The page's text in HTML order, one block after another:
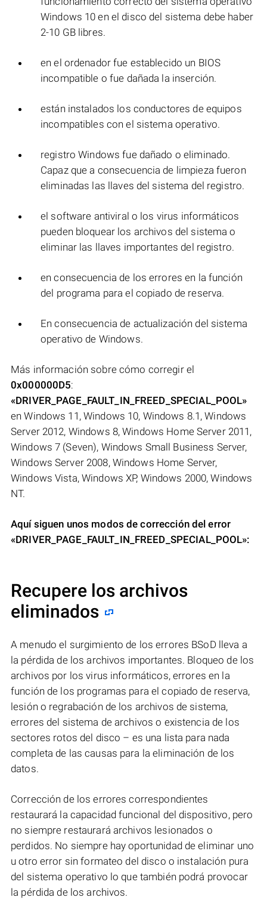
Windows 10 en el disco del sistema debe haber
2-10 GB libres.
en el ordenador fue establecido un BIOS
incompatible o fue dañada la inserción.
están instalados los conductores de equipos
incompatibles con el sistema operativo.
registro Windows fue dañado o eliminado.
Capaz que a consecuencia de limpieza fueron
eliminadas las llaves del sistema del registro.
el software antiviral o los virus informáticos
pueden bloquear los archivos del sistema o
eliminar las llaves importantes del registro.
en consecuencia de los errores en la función
del programa para el copiado de reserva.
En consecuencia de actualización del sistema
operativo de Windows.
Más información sobre cómo corregir el
0x000000D5:
«DRIVER_PAGE_FAULT_IN_FREED_SPECIAL_POOL»
en Windows 11, Windows 10, Windows 8.1, Windows
Server 2012, Windows 8, Windows Home Server 2011,
Windows 7 (Seven), Windows Small Business Server,
Windows Server 2008, Windows Home Server,
Windows Vista, Windows XP, Windows 2000, Windows
NT.
Aquí siguen unos modos de corrección del error
«DRIVER_PAGE_FAULT_IN_FREED_SPECIAL_POOL»:
Recupere los archivos
eliminados
A menudo el surgimiento de los errores BSoD lleva a
la pérdida de los archivos importantes. Bloqueo de los
archivos por los virus informáticos, errores en la
función de los programas para el copiado de reserva,
lesión o regrabación de los archivos de sistema,
errores del sistema de archivos o existencia de los
sectores rotos del disco – es una lista para nada
completa de las causas para la eliminación de los
datos.
Corrección de los errores correspondientes
restaurará la capacidad funcional del dispositivo, pero
no siempre restaurará archivos lesionados o
perdidos. No siempre hay oportunidad de eliminar uno
u otro error sin formateo del disco o instalación pura
del sistema operativo lo que también podrá provocar
la pérdida de los archivos.